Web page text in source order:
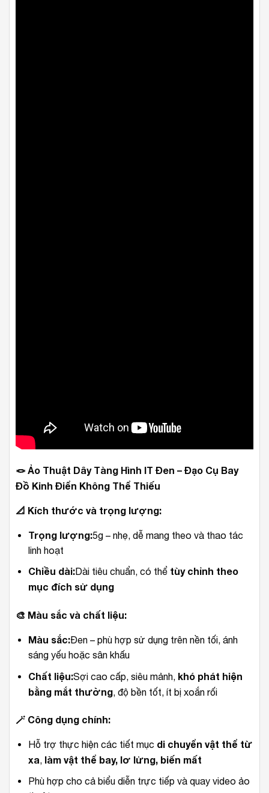
🪢 Ảo Thuật Dây Tàng Hình IT Đen – Đạo Cụ Bay
Đồ Kinh Điển Không Thể Thiếu
📐 Kích thước và trọng lượng:
Trọng lượng:5g – nhẹ, dễ mang theo và thao tác
linh hoạt
Chiều dài:Dài tiêu chuẩn, có thể tùy chỉnh theo
mục đích sử dụng
🎨 Màu sắc và chất liệu:
Màu sắc:Đen – phù hợp sử dụng trên nền tối, ánh
sáng yếu hoặc sân khấu
Chất liệu:Sợi cao cấp, siêu mảnh, khó phát hiện
bằng mắt thường, độ bền tốt, ít bị xoắn rối
🪄 Công dụng chính:
Hỗ trợ thực hiện các tiết mục di chuyển vật thể từ
xa, làm vật thể bay, lơ lửng, biến mất
Phù hợp cho cả biểu diễn trực tiếp và quay video ảo